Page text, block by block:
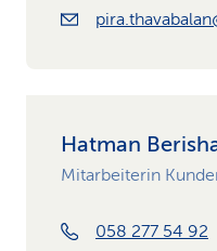
Hatman
Mitarbeiterin
058 277 54 92